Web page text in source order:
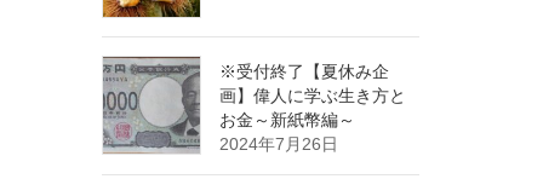
※受付終了【夏休み企
画】偉人に学ぶ生き方と
お金～新紙幣編～
2024年7月26日